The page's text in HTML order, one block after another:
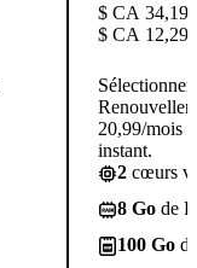
$ CA 34,19
$ CA 12,29
Sélectionner
20,99/mois
instant.
2 cœurs
8 Go de
100 Go